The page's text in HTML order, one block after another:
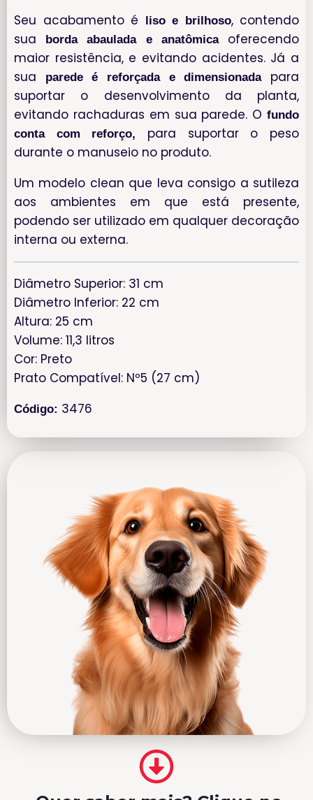
Seu acabamento é liso e brilhoso, contendo
sua borda abaulada e anatômicaoferecendo
maior resistência, e evitando acidentes. Já a
sua
parede é reforçada e dimensionadapara
suportar o desenvolvimento da planta,
evitando rachaduras em sua parede. O fundo
conta com reforço,
para suportar o peso
durante o manuseio no produto.
Um modelo clean que leva consigo a sutileza
aos ambientes em que está presente,
podendo ser utilizado em qualquer decoração
interna ou externa.
Diâmetro Superior: 31 cm
Diâmetro Inferior: 22 cm
Altura: 25 cm
Volume: 11,3 litros
Cor: Preto
Prato Compatível: Nº5 (27 cm)
Código: 3476